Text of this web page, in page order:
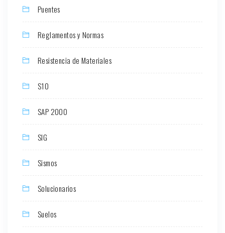
Puentes
Reglamentos y Normas
Resistencia de Materiales
S10
SAP 2000
SIG
Sismos
Solucionarios
Suelos